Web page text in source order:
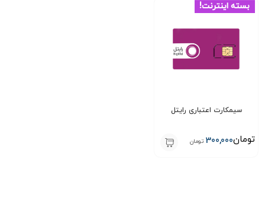
میکند.
ارتباطات پرسرعت لذت ببرید!
طریق پیام رسان های داخلی با ما در ارتباط باشید.
توصیه مهم:برای تکمیل فرایند فعال‌سازی سیم‌کارت، ضروری است
بسته اینترنت!
سیمکارت اعتباری رایتل
300,000 تومان تومان